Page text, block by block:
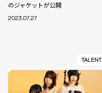
のジャケットが公開
2023.07.27
TALENT